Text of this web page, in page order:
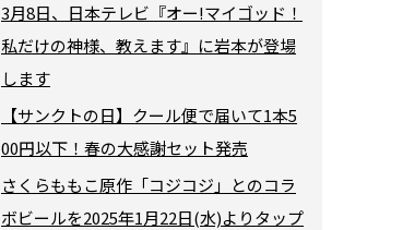
3月8日、日本テレビ『オー!マイゴッド！
私だけの神様、教えます』に岩本が登場
します
【サンクトの日】クール便で届いて1本5
00円以下！春の大感謝セット発売
さくらももこ原作「コジコジ」とのコラ
ボビールを2025年1月22日(水)よりタップ